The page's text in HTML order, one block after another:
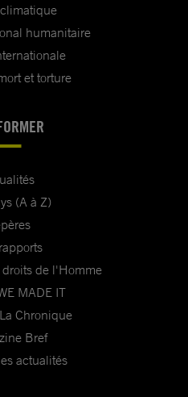
humanitaire
et torture
(A à Z)
de l'Homme
MADE IT
Chronique
Bref
actualités